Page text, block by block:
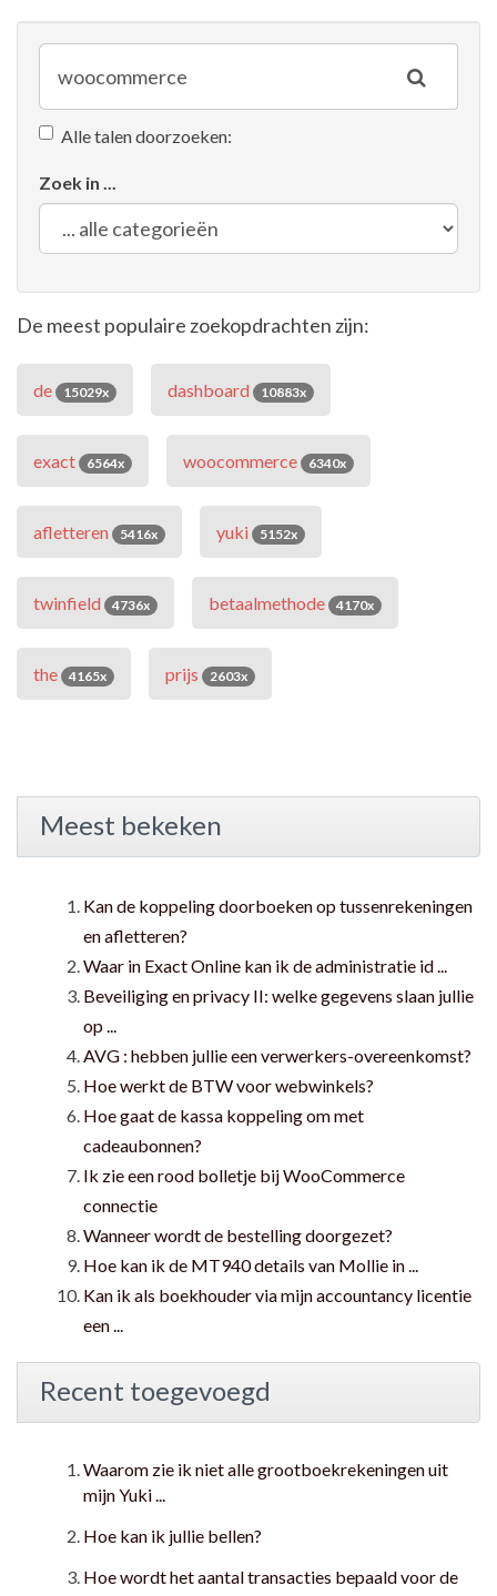
Alle talen doorzoeken:
Zoek in ...
De meest populaire zoekopdrachten zijn:
de 15029x dashboard 10883x
exact 6564x woocommerce 6340x
afletteren 5416x yuki 5152x
twinfield 4736x betaalmethode 4170x
the 4165x prijs 2603x
Meest bekeken
Kan de koppeling doorboeken op tussenrekeningen
en afletteren?
Waar in Exact Online kan ik de administratie id ...
Beveiliging en privacy II: welke gegevens slaan jullie
op ...
AVG : hebben jullie een verwerkers-overeenkomst?
Hoe werkt de BTW voor webwinkels?
Hoe gaat de kassa koppeling om met
cadeaubonnen?
Ik zie een rood bolletje bij WooCommerce
connectie
Wanneer wordt de bestelling doorgezet?
Hoe kan ik de MT940 details van Mollie in ...
Kan ik als boekhouder via mijn accountancy licentie
een ...
Recent toegevoegd
Waarom zie ik niet alle grootboekrekeningen uit
mijn Yuki ...
Hoe kan ik jullie bellen?
Hoe wordt het aantal transacties bepaald voor de